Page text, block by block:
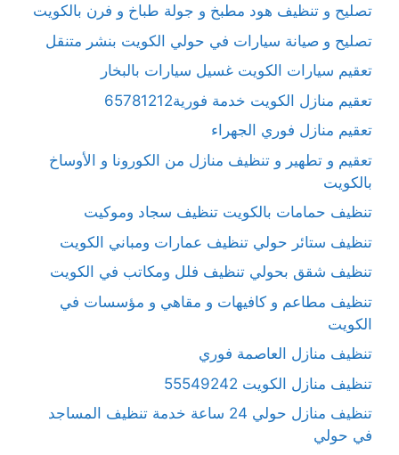
تصليح و تنظيف هود مطبخ و جولة طباخ و فرن بالكويت
تصليح و صيانة سيارات في حولي الكويت بنشر متنقل
تعقيم سيارات الكويت غسيل سيارات بالبخار
تعقيم منازل الكويت خدمة فورية65781212
تعقيم منازل فوري الجهراء
تعقيم و تطهير و تنظيف منازل من الكورونا و الأوساخ
بالكويت
تنظيف حمامات بالكويت تنظيف سجاد وموكيت
تنظيف ستائر حولي تنظيف عمارات ومباني الكويت
تنظيف شقق بحولي تنظيف فلل ومكاتب في الكويت
تنظيف مطاعم و كافيهات و مقاهي و مؤسسات في
الكويت
تنظيف منازل العاصمة فوري
تنظيف منازل الكويت 55549242
تنظيف منازل حولي 24 ساعة خدمة تنظيف المساجد
في حولي